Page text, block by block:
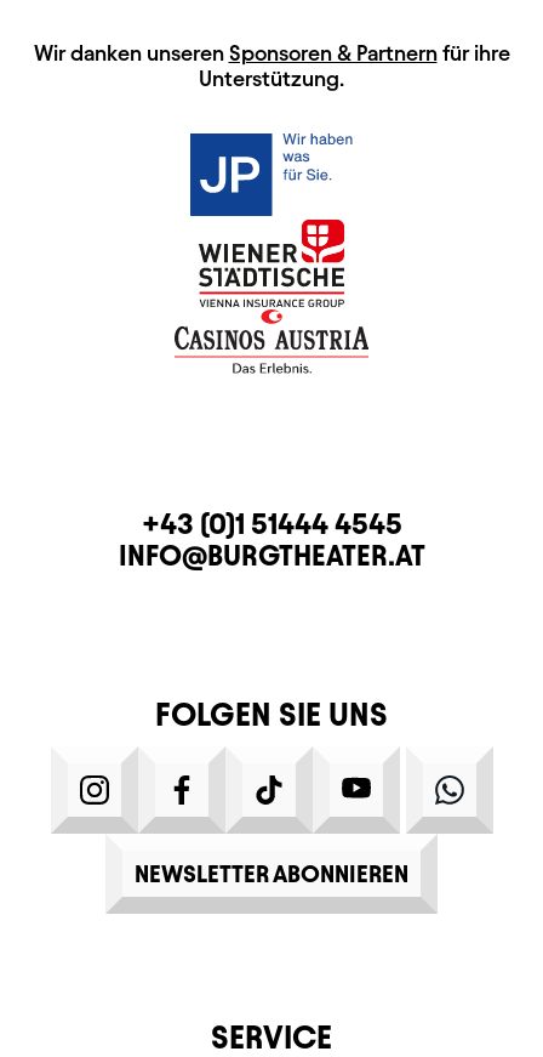
HAUPTSPONSOREN
Wir danken unseren Sponsoren & Partnernfür ihre
Unterstützung.
KONTAKTTELEFON
+43 (0)1 51444 4545
E-MAIL
INFO@BURGTHEATER.AT
FOLGEN SIE UNS
INSTAGRAMFACEBOOKTIKTOK YOUTUBE
NEWSLETTER ABONNIEREN
SERVICE